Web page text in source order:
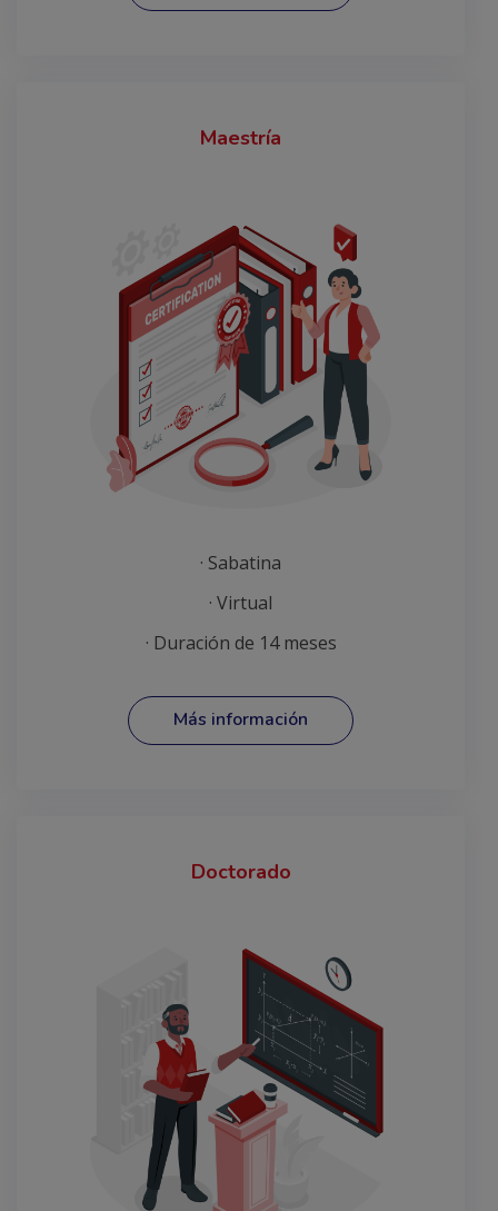
Maestría
· Sabatina
· Virtual
· Duración de 14 meses
Más información
Doctorado